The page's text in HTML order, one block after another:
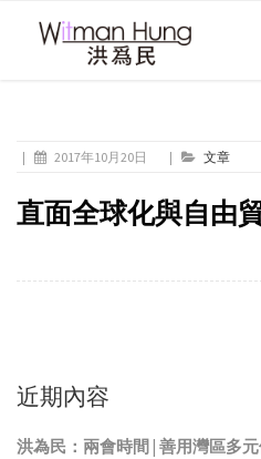
| 2017年10月20日 | 文章
直面全球化與自由
近期內容
洪為民：兩會時間 | 善用灣區多